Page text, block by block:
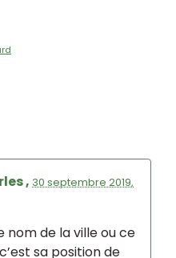
, 30 septembre 2019,
nom de la ville ou ce
sa position de